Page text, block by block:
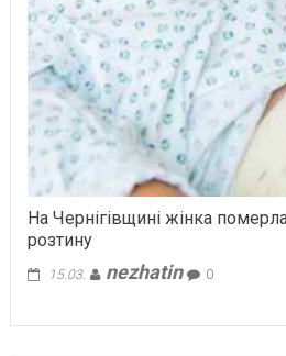
На Чернігівщині жінка
розтину
15.03. nezhatin 0